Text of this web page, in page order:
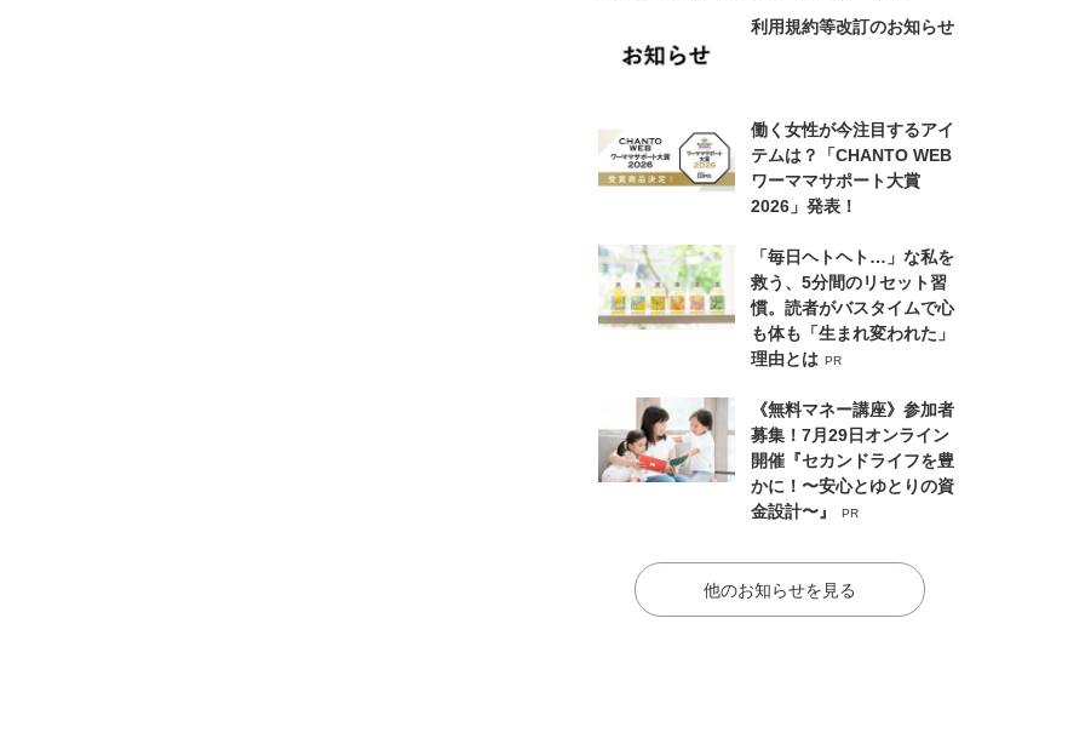
利用規約等改訂のお知らせ
働く女性が今注目するアイ
テムは？「CHANTO WEB
ワーママサポート大賞
2026」発表！
「毎日ヘトヘト…」な私を
救う、5分間のリセット習
慣。読者がバスタイムで心
も体も「生まれ変われた」
理由とは PR
《無料マネー講座》参加者
募集！7月29日オンライン
開催『セカンドライフを豊
かに！〜安心とゆとりの資
金設計〜』
PR
他のお知らせを見る